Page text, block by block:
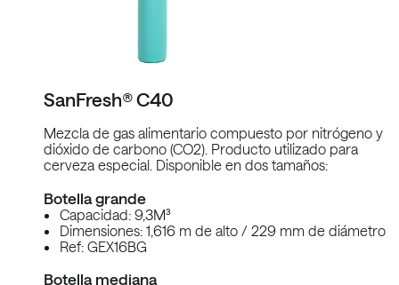
SanFresh® C40
Mezcla de gas alimentario compuesto por nitrógeno y
dióxido de carbono (CO2). Producto utilizado para
cerveza especial. Disponible en dos tamaños:
Botella grande
Capacidad: 9,3M³
Dimensiones: 1,616 m de alto / 229 mm de diámetro
Ref: GEX16BG
Botella mediana